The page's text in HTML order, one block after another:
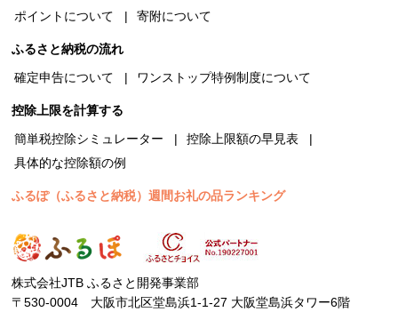
ポイントについて
寄附について
ふるさと納税の流れ
確定申告について
ワンストップ特例制度について
控除上限を計算する
簡単税控除シミュレーター
控除上限額の早見表
具体的な控除額の例
ふるぽ（ふるさと納税）週間お礼の品ランキング
株式会社JTB ふるさと開発事業部
〒530-0004 大阪市北区堂島浜1-1-27 大阪堂島浜タワー6階